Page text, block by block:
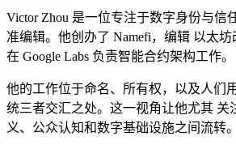
Victor Zhou 是一位专注于数字身份与信
准编辑。他创办了 Namefi，编辑 以太
在 Google Labs 负责智能合约架构工作。
他的工作位于命名、所有权，以及人们
统三者交汇之处。这一视角让他尤其 关
义、公众认知和数字基础设施之间流转。